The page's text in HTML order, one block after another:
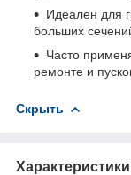
Идеален для
больших
Часто
ремонте и
Скрыть
Характеристики